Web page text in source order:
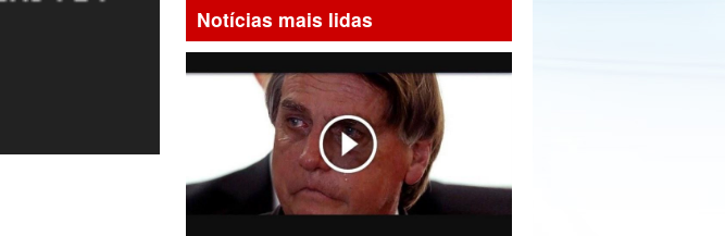
Notícias mais lidas